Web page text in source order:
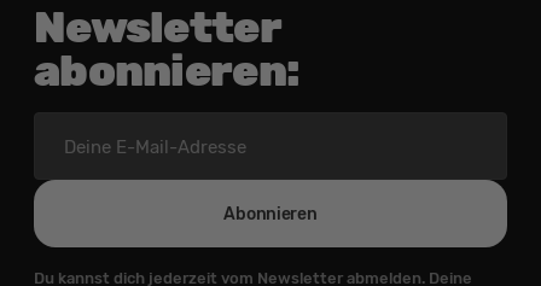
Newsletter
abonnieren:
Mail-
Adresse
Abonnieren
Du kannst dich jederzeit vom Newsletter abmelden. Deine